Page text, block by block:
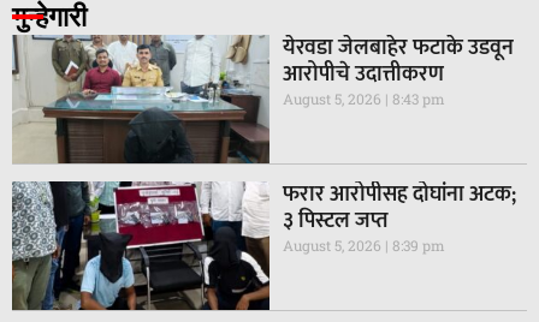
गुन्हेगारी
येरवडा जेलबाहेर फटाके उडवून
आरोपीचे उदात्तीकरण
August 5, 2026 8:43 pm
फरार आरोपीसह दोघांना अटक;
३ पिस्टल जप्त
August 5, 2026 8:39 pm